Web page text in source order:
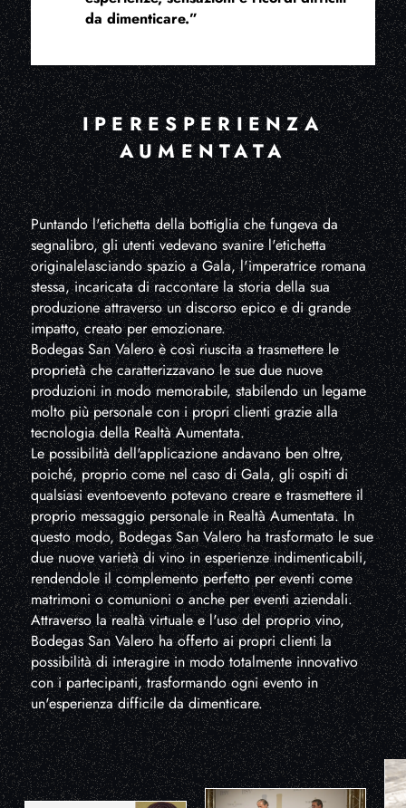
da dimenticare.”
IPERESPERIENZA
AUMENTATA
Puntando l'etichetta della bottiglia che fungeva da
segnalibro, gli utenti vedevano svanire l'etichetta
originalelasciando spazio a Gala, l'imperatrice romana
stessa, incaricata di raccontare la storia della sua
produzione attraverso un discorso epico e di grande
impatto, creato per emozionare.
Bodegas San Valero è così riuscita a trasmettere le
proprietà che caratterizzavano le sue due nuove
produzioni in modo memorabile, stabilendo un legame
molto più personale con i propri clienti grazie alla
tecnologia della Realtà Aumentata.
Le possibilità dell'applicazione andavano ben oltre,
poiché, proprio come nel caso di Gala, gli ospiti di
qualsiasi eventoevento potevano creare e trasmettere il
proprio messaggio personale in Realtà Aumentata. In
questo modo, Bodegas San Valero ha trasformato le sue
due nuove varietà di vino in esperienze indimenticabili,
rendendole il complemento perfetto per eventi come
matrimoni o comunioni o anche per eventi aziendali.
Attraverso la realtà virtuale e l'uso del proprio vino,
Bodegas San Valero ha offerto ai propri clienti la
possibilità di interagire in modo totalmente innovativo
con i partecipanti, trasformando ogni evento in
un'esperienza difficile da dimenticare.